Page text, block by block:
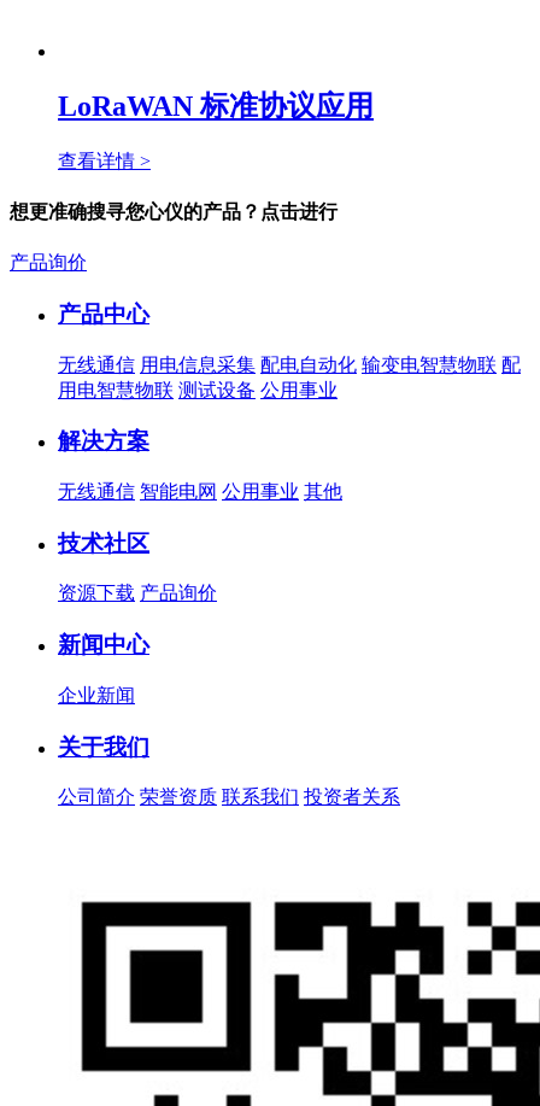
LoRaWAN 标准协议应用
查看详情 >
想更准确搜寻您心仪的产品？点击进行
产品询价
产品中心
无线通信 用电信息采集 配电自动化 输变电智慧物联 配
用电智慧物联 测试设备 公用事业
解决方案
无线通信 智能电网 公用事业 其他
技术社区
资源下载 产品询价
新闻中心
企业新闻
关于我们
公司简介 荣誉资质 联系我们 投资者关系